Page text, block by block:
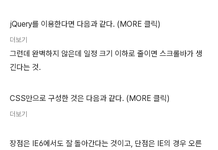
jQuery를 이용한다면 다음과 같다. (MORE 클릭)
더보기
그런데 완벽하지 않은데 일정 크기 이하로 줄이면 스크롤바가 생
긴다는 것.
CSS만으로 구성한 것은 다음과 같다. (MORE 클릭)
더보기
장점은 IE6에서도 잘 돌아간다는 것이고, 단점은 IE의 경우 오른